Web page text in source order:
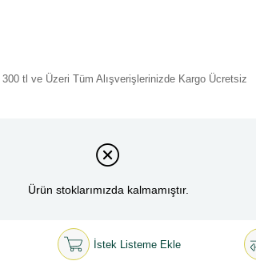
tl ve Üzeri Tüm Alışverişlerinizde Kargo Ücretsiz
Ürün stoklarımızda kalmamıştır.
İstek Listeme Ekle